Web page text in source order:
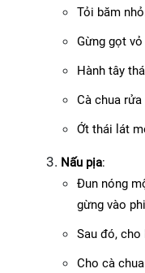
Tỏi băm
Gừng gọt
Hành tây
Cà chua
Ớt thái lát
Nấu pịa:
Đun nóng
gừng vào
Sau đó, cho
Cho cà